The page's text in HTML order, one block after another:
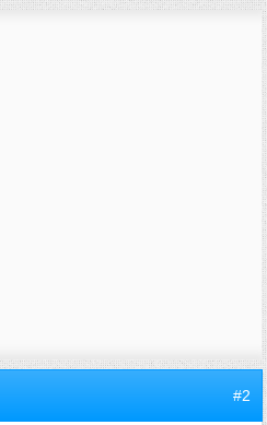
#2